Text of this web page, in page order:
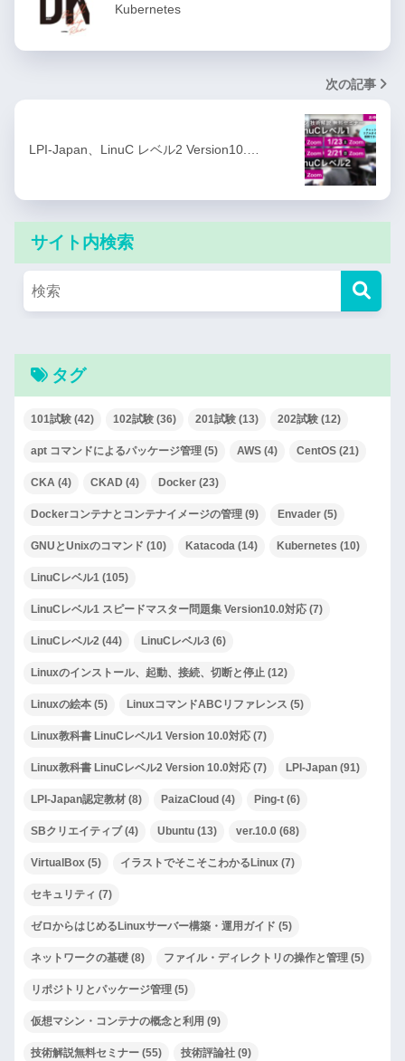
Kubernetes
次の記事
LPI-Japan、LinuC レベル2 Version10.…
サイト内検索
タグ
101試験 (42) 102試験 (36) 201試験 (13) 202試験 (12)
apt コマンドによるパッケージ管理 (5) AWS (4) CentOS (21)
CKA (4) CKAD (4) Docker (23)
Dockerコンテナとコンテナイメージの管理 (9) Envader (5)
GNUとUnixのコマンド (10) Katacoda (14) Kubernetes (10)
LinuCレベル1 (105)
LinuCレベル1 スピードマスター問題集 Version10.0対応 (7)
LinuCレベル2 (44) LinuCレベル3 (6)
Linuxのインストール、起動、接続、切断と停止 (12)
Linuxの絵本 (5) LinuxコマンドABCリファレンス (5)
Linux教科書 LinuCレベル1 Version 10.0対応 (7)
Linux教科書 LinuCレベル2 Version 10.0対応 (7) LPI-Japan (91)
LPI-Japan認定教材 (8) PaizaCloud (4) Ping-t (6)
SBクリエイティブ(4) Ubuntu (13) ver.10.0 (68)
VirtualBox (5) イラストでそこそこわかるLinux (7)
セキュリティ (7)
ゼロからはじめるLinuxサーバー構築・運用ガイド (5)
ネットワークの基礎 (8) ファイル・ディレクトリの操作と管理 (5)
リポジトリとパッケージ管理 (5)
仮想マシン・コンテナの概念と利用 (9)
技術解説無料セミナー (55) 技術評論社 (9)